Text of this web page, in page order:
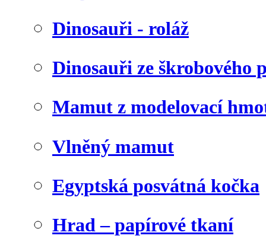
Dinosauři - roláž
Dinosauři ze škrobového
Mamut z modelovací
Vlněný mamut
Egyptská posvátná kočka
Hrad – papírové tkaní